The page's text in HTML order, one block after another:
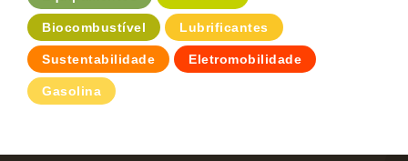
Biocombustível Lubrificantes
Sustentabilidade Eletromobilidade
Gasolina